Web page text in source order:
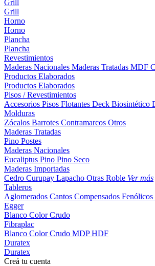
Grill
Grill
Horno
Horno
Plancha
Plancha
Revestimientos
Maderas Nacionales Maderas Tratadas MDF
Productos Elaborados
Productos Elaborados
Pisos / Revestimientos
Accesorios Pisos Flotantes Deck Biosintético
Molduras
Zócalos Barrotes Contramarcos Otros
Maderas Tratadas
Pino Postes
Maderas Nacionales
Eucaliptus Pino Pino Seco
Maderas Importadas
Cedro Curupay Lapacho Otras Roble Ver más
Tableros
Aglomerados Cantos Compensados Fenólicos
Egger
Blanco ColorCrudo
Fibraplac
Blanco ColorCrudo MDPHDF
Duratex
Duratex
Creá tu cuenta